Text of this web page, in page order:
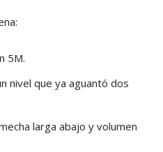
5M.
nivel que ya aguantó dos
larga abajo y volumen